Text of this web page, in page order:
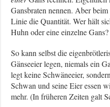
Gansbraten nennen. Aber
Linie die Quantität. Wer hält
Huhn oder eine einzelne Gans?
So kann selbst die
Gänseeier legen, niemals ein
legt keine Schwäneeier,
Schwan und seine Eier essen
mehr. (In früheren Zeiten galt